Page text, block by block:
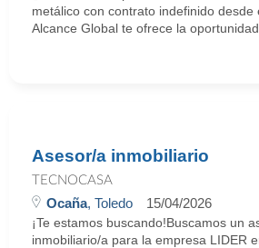
metálico con contrato indefinido desde
Alcance Global te ofrece la oportunidad
Asesor/a inmobiliario
TECNOCASA
Ocaña, Toledo 15/04/2026
¡Te estamos buscando!Buscamos un
inmobiliario/a para la empresa LIDER